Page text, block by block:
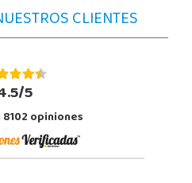
CLIENTES
5
opiniones